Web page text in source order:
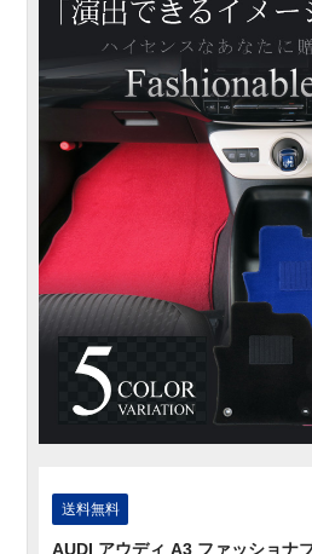
送料無料
AUDI アウディ A3 ファッショナ